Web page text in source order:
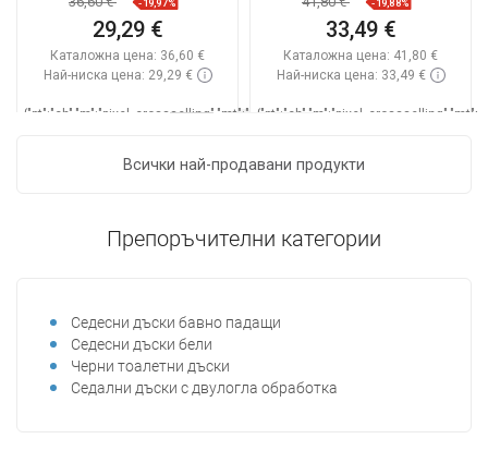
29,29 €
Каталожна цена: 36,60 €
Най-ниска цена: 29,29 €
_LSCESIEND_
favorite_border Любима
Сравнете
33,49 €
Каталожна цена: 41,80 €
Най-ниска цена: 33,49 €
favorite_border
Сравнете
Всички най-продавани продукти
Препоръчителни категории
Седесни дъски бавно падащи
Седесни дъски бели
Черни тоалетни дъски
Седални дъски с двулогла обработка